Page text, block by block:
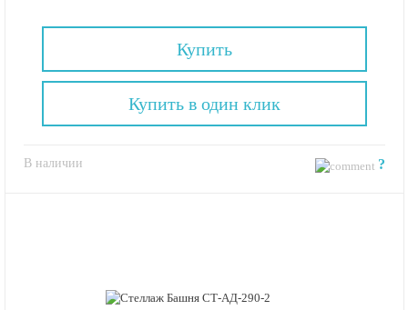
Купить
В наличии ?
Купить в один клик